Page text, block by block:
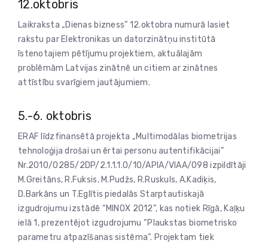
12.oktobris
Laikraksta „Dienas bizness” 12.oktobra numurā lasiet
rakstu par Elektronikas un datorzinātņu institūtā
īstenotajiem pētījumu projektiem, aktuālajām
problēmām Latvijas zinātnē un citiem ar zinātnes
attīstību svarīgiem jautājumiem.
5.-6. oktobris
ERAF līdzfinansētā projekta „Multimodālas biometrijas
tehnoloģija drošai un ērtai personu autentifikācijai”
Nr.2010/0285/2DP/2.1.1.1.0/10/APIA/VIAA/098 izpildītāji
M.Greitāns, R.Fuksis, M.Pudžs, R.Ruskuls, A.Kadiķis,
D.Barkāns un T.Eglītis piedalās Starptautiskajā
izgudrojumu izstādē “MINOX 2012”, kas notiek Rīgā, Kaļķu
ielā 1, prezentējot izgudrojumu “Plaukstas biometrisko
parametru atpazīšanas sistēma”. Projektam tiek